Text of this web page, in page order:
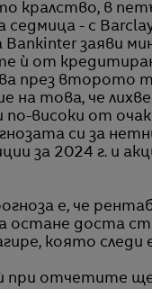
кралство, в
- с
Bankinter заяви
ѝ от
през второто
на това, че
по-високи от
си за
за 2024 г. и
е, че
остане доста
която следи
при отчетите ще